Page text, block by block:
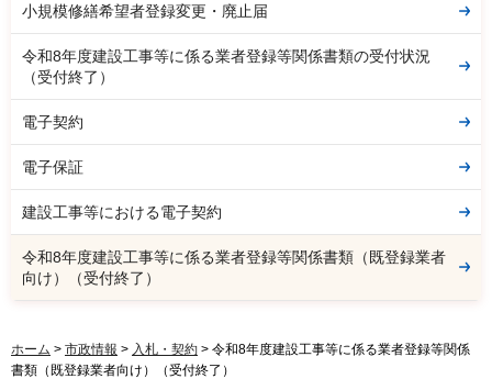
小規模修繕希望者登録変更・廃止届
令和8年度建設工事等に係る業者登録等関係書類の受付状況
（受付終了）
電子契約
電子保証
建設工事等における電子契約
令和8年度建設工事等に係る業者登録等関係書類（既登録業者
向け）（受付終了）
ホーム > 市政情報 > 入札・契約 > 令和8年度建設工事等に係る業者登録等関係
書類（既登録業者向け）（受付終了）